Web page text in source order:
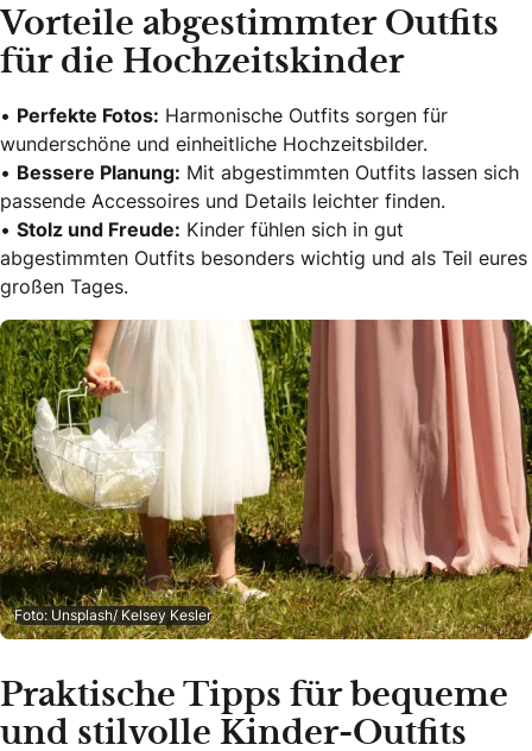
Vorteile abgestimmter Outfits
für die Hochzeitskinder
• Perfekte Fotos: Harmonische Outfits sorgen für
wunderschöne und einheitliche Hochzeitsbilder.
• Bessere Planung: Mit abgestimmten Outfits lassen sich
passende Accessoires und Details leichter finden.
• Stolz und Freude: Kinder fühlen sich in gut
abgestimmten Outfits besonders wichtig und als Teil eures
großen Tages.
Foto: Unsplash/ Kelsey Kesler
Praktische Tipps für bequeme
und stilvolle Kinder-Outfits